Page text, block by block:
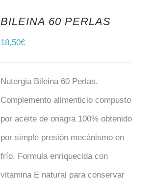
BILEINA 60 PERLAS
18,50€
Nutergia Bileina 60 Perlas.
Complemento alimenticio compusto
por aceite de onagra 100% obtenido
por simple presión mecánismo en
frío. Formula enriquecida con
vitamina E natural para conservar